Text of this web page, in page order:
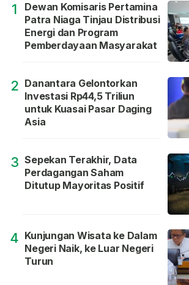
1
Dewan Komisaris Pertamina
Patra Niaga Tinjau Distribusi
Energi dan Program
Pemberdayaan Masyarakat
2 Danantara Gelontorkan
Investasi Rp44,5 Triliun
untuk Kuasai Pasar Daging
Asia
3 Sepekan Terakhir, Data
Perdagangan Saham
Ditutup Mayoritas Positif
4 Kunjungan Wisata ke Dalam
Negeri Naik, ke Luar Negeri
Turun